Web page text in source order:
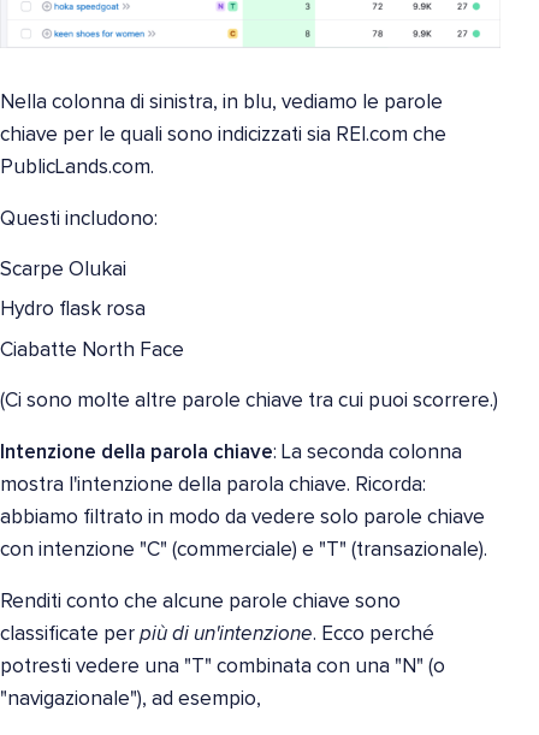
Nella colonna di sinistra, in blu, vediamo le parole
chiave per le quali sono indicizzati sia REI.com che
PublicLands.com.
Questi includono:
Scarpe Olukai
Hydro flask rosa
Ciabatte North Face
(Ci sono molte altre parole chiave tra cui puoi scorrere.)
Intenzione della parola chiave: La seconda colonna
mostra l'intenzione della parola chiave. Ricorda:
abbiamo filtrato in modo da vedere solo parole chiave
con intenzione "C" (commerciale) e "T" (transazionale).
Renditi conto che alcune parole chiave sono
classificate per più di un'intenzione. Ecco perché
potresti vedere una "T" combinata con una "N" (o
"navigazionale"), ad esempio,